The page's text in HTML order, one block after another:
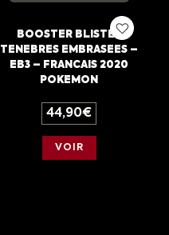
BOOSTER BLISTER
TENEBRES EMBRASEES –
EB3 – FRANCAIS 2020
POKEMON
44,90€
VOIR